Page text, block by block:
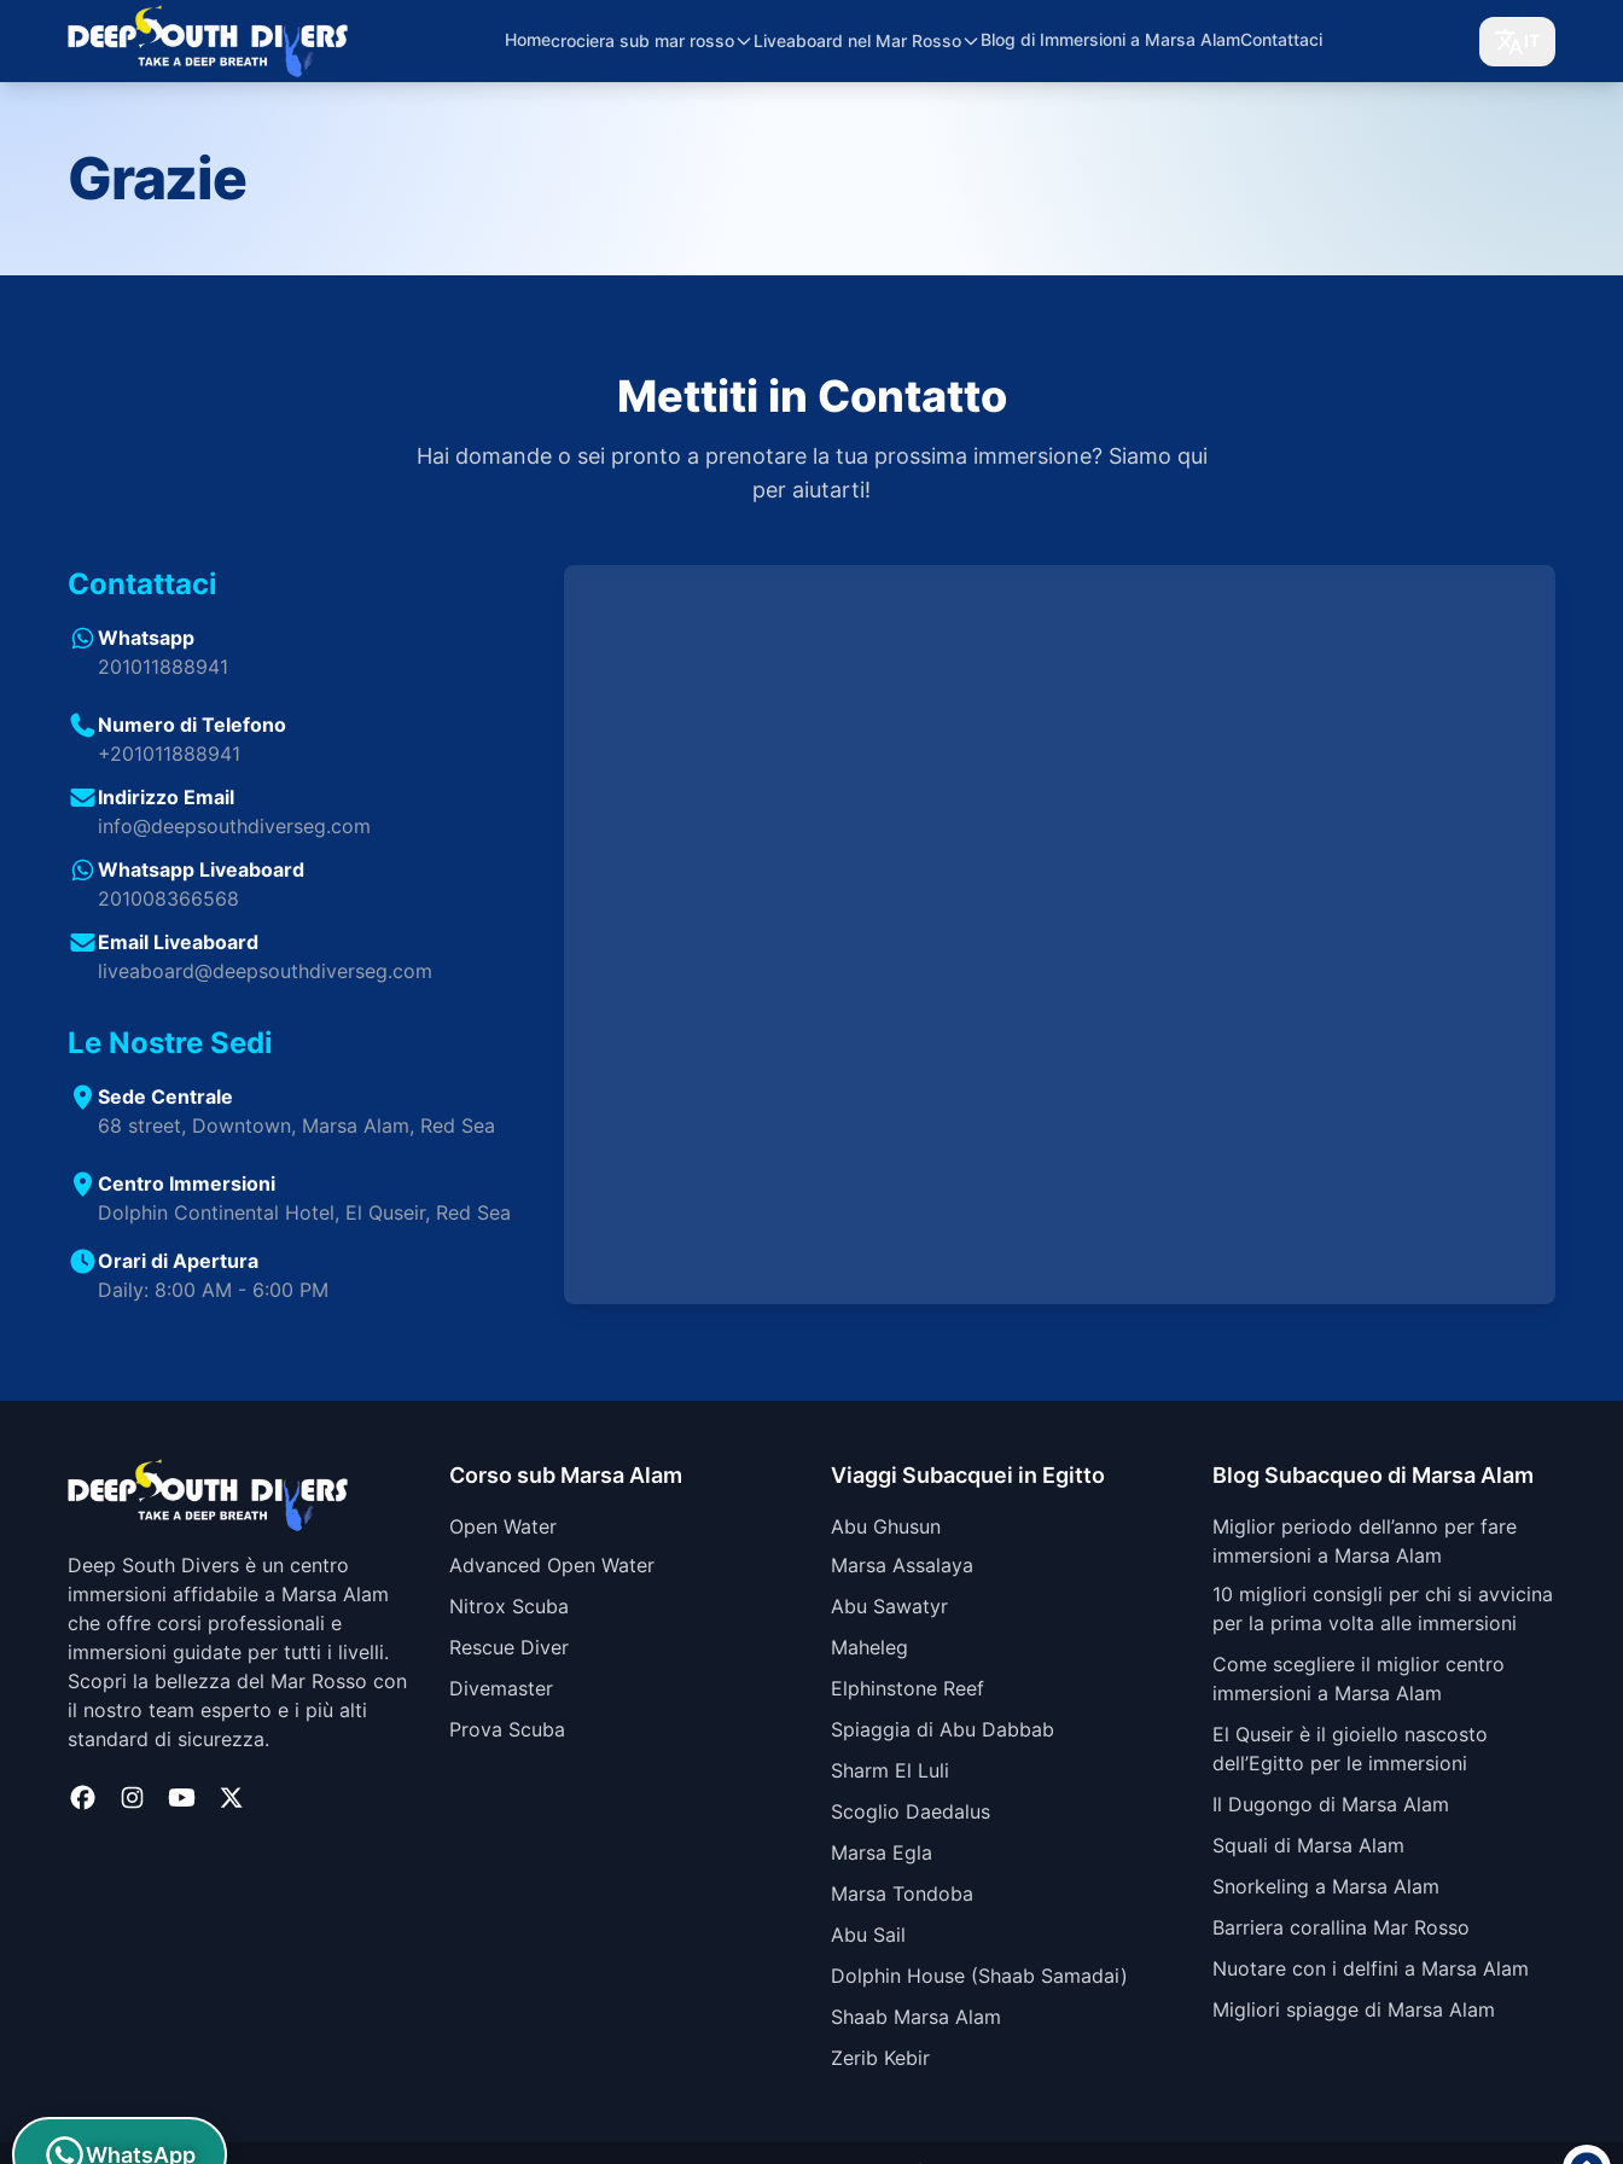
Homecrociera sub mar rosso Liveaboard nel Mar Rosso Blog di Immersioni a Marsa AlamContattaci
Grazie
Mettiti in Contatto
Hai domande o sei pronto a prenotare la tua prossima immersione? Siamo qui
per aiutarti!
Contattaci
Whatsapp
201011888941
Numero di Telefono
+201011888941
Indirizzo Email
info@deepsouthdiverseg.com
Whatsapp Liveaboard
201008366568
Email Liveaboard
liveaboard@deepsouthdiverseg.com
Le Nostre Sedi
Sede Centrale
68 street, Downtown, Marsa Alam, Red Sea
Centro Immersioni
Dolphin Continental Hotel, El Quseir, Red Sea
Orari di Apertura
Daily: 8:00 AM - 6:00 PM
Deep South Divers è un centro
immersioni affidabile a Marsa Alam
che offre corsi professionali e
immersioni guidate per tutti i livelli.
Scopri la bellezza del Mar Rosso con
il nostro team esperto e i più alti
standard di sicurezza.
Corso sub Marsa Alam
Open Water
Advanced Open Water
Nitrox Scuba
Rescue Diver
Divemaster
Prova Scuba
Viaggi Subacquei in Egitto
Abu Ghusun
Marsa Assalaya
Abu Sawatyr
Maheleg
Elphinstone Reef
Spiaggia di Abu Dabbab
Sharm El Luli
Scoglio Daedalus
Marsa Egla
Marsa Tondoba
Abu Sail
Dolphin House (Shaab Samadai)
Shaab Marsa Alam
Zerib Kebir
Blog Subacqueo di Marsa Alam
Miglior periodo dell’anno per fare
immersioni a Marsa Alam
10 migliori consigli per chi si avvicina
per la prima volta alle immersioni
Come scegliere il miglior centro
immersioni a Marsa Alam
El Quseir è il gioiello nascosto
dell’Egitto per le immersioni
Il Dugongo di Marsa Alam
Squali di Marsa Alam
Snorkeling a Marsa Alam
Barriera corallina Mar Rosso
Nuotare con i delfini a Marsa Alam
Migliori spiagge di Marsa Alam
WhatsApp